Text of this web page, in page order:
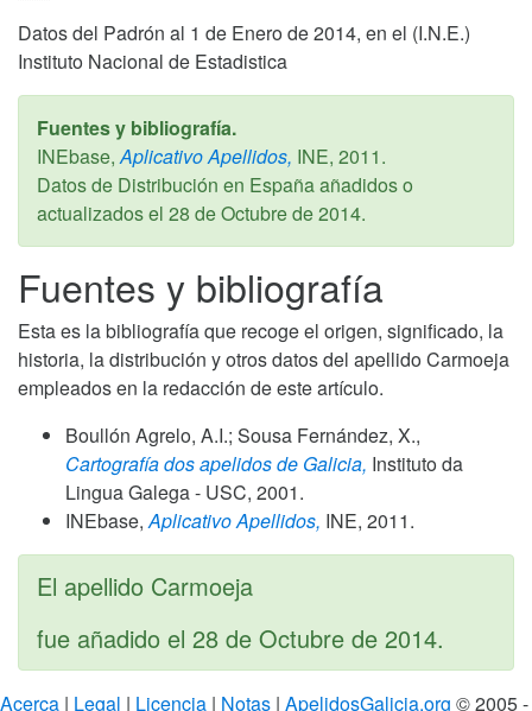
Datos del Padrón al 1 de Enero de 2014, en el (I.N.E.)
Instituto Nacional de Estadistica
Fuentes y bibliografía.
INEbase,Aplicativo Apellidos, INE, 2011.
Datos de Distribución en España añadidos o
actualizados el 28 de Octubre de 2014.
Fuentes y bibliografía
Esta es la bibliografía que recoge el origen, significado, la
historia, la distribución y otros datos del apellido Carmoeja
empleados en la redacción de este artículo.
Boullón Agrelo, A.I.; Sousa Fernández, X.,
Cartografía dos apelidos de Galicia, Instituto da
Lingua Galega - USC, 2001.
INEbase,Aplicativo Apellidos, INE, 2011.
El apellido Carmoeja
fue añadido el 28 de Octubre de 2014.
Acerca | Legal | Licencia | Notas | ApelidosGalicia.org © 2005 -